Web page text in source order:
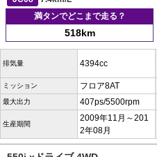
満タンでどこまで走る？
518km
排気量 4394cc
ミッション フロア8AT
最大出力 407ps/5500rpm
生産期間
2009年11月～201
2年08月